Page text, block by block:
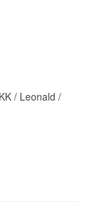
/ Leonald /